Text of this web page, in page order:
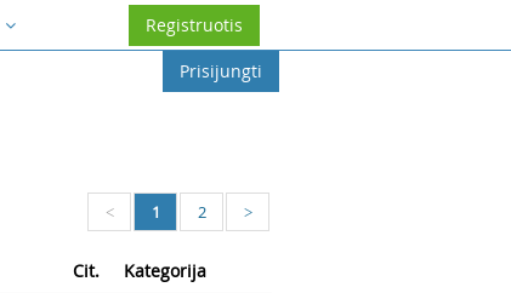
Registruotis
Prisijungti
< 1 2 >
Cit. Kategorija